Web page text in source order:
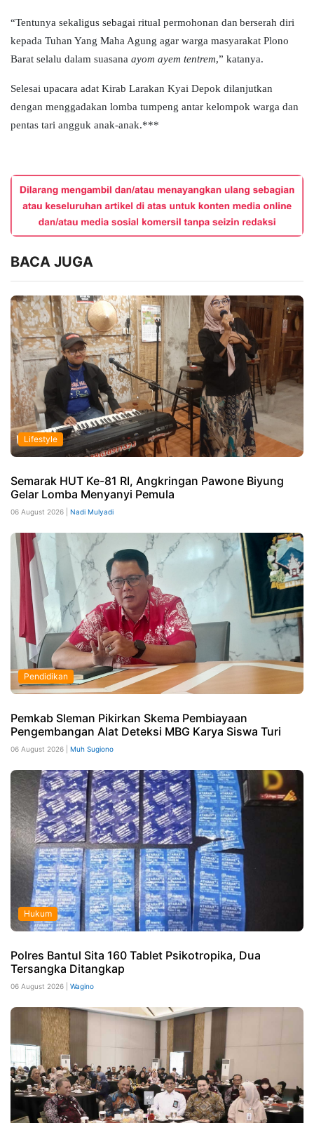
“Tentunya sekaligus sebagai ritual permohonan dan berserah diri
kepada Tuhan Yang Maha Agung agar warga masyarakat Plono
Barat selalu dalam suasana ayom ayem tentrem,” katanya.
Selesai upacara adat Kirab Larakan Kyai Depok dilanjutkan
dengan menggadakan lomba tumpeng antar kelompok warga dan
pentas tari angguk anak-anak.***
BACA JUGA
Lifestyle
Semarak HUT Ke-81 RI, Angkringan Pawone Biyung
Gelar Lomba Menyanyi Pemula
06 August 2026 | Nadi Mulyadi
Pendidikan
Pemkab Sleman Pikirkan Skema Pembiayaan
Pengembangan Alat Deteksi MBG Karya Siswa Turi
06 August 2026 | Muh Sugiono
Hukum
Polres Bantul Sita 160 Tablet Psikotropika, Dua
Tersangka Ditangkap
06 August 2026 | Wagino